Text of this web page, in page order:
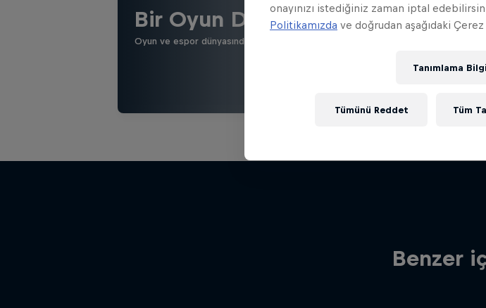
Bir Oyun Daha
Oyun ve espor dünyasından en güncel haberler, oyun incelemeleri, rehberleri,
Benzer
onayınızı istediğiniz zaman iptal
Politikamızda ve doğrudan aşağıdaki
Tanımlama
Tümünü Reddet Tüm